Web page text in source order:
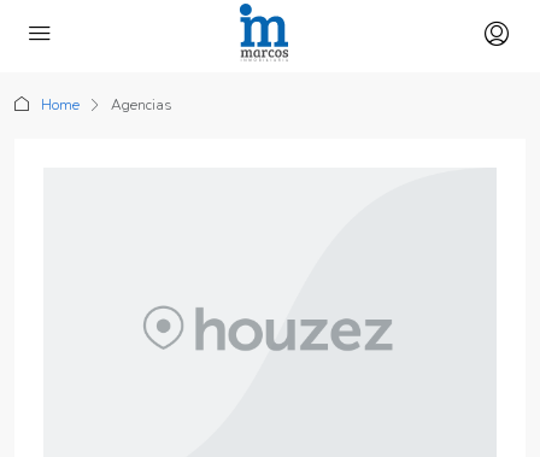
Home Agencias